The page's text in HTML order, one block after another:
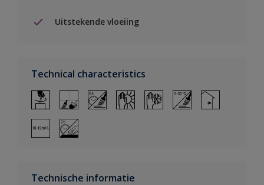
Uitstekende vloeiing
Technical characteristics
Technische informatie